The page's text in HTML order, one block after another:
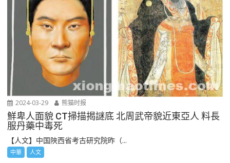
2024-03-29 熊猫时报
鮮卑人面貌 CT掃描揭謎底 北周武帝貌近東亞人 料長
服丹藥中毒死
【人文】中国陜西省考古研究院昨（...
中華 人文